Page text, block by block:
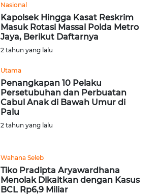
Nasional
Kapolsek Hingga Kasat Reskrim
Masuk Rotasi Massal Polda Metro
Jaya, Berikut Daftarnya
2 tahun yang lalu
Utama
Penangkapan 10 Pelaku
Persetubuhan dan Perbuatan
Cabul Anak di Bawah Umur di
Palu
2 tahun yang lalu
Wahana Seleb
Tiko Pradipta Aryawardhana
Menolak Dikaitkan dengan Kasus
BCL Rp6,9 Miliar